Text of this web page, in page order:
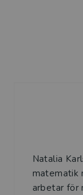
Natalia
matematik
arbetar för